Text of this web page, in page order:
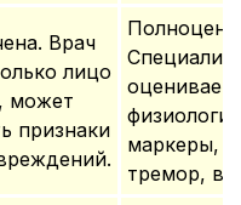
Врач
лицо
может
признаки
оценивает
маркеры,
тремор,